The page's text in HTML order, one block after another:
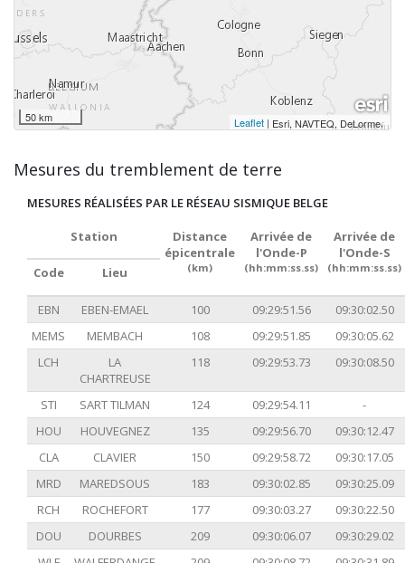
50 km Leaflet | Esri, NAVTEQ, DeLorme,
Mesures du tremblement de terre
MESURES RÉALISÉES PAR LE RÉSEAU SISMIQUE BELGE
Station
Distance
épicentrale
(km)
Arrivée de
l'Onde-P
(hh:mm:ss.ss)
Arrivée de
l'Onde-S
(hh:mm:ss.ss)
Code Lieu
EBN EBEN-EMAEL 100 09:29:51.56
09:30:02.50
MEMS
MEMBACH 108 09:29:51.85
09:30:05.62
LCH
LA
CHARTREUSE
118 09:29:53.73 09:30:08.50
STI SART TILMAN 124 09:29:54.11
-
HOU
HOUVEGNEZ 135 09:29:56.70
09:30:12.47
CLA
CLAVIER 150 09:29:58.72
09:30:17.05
MRD
MAREDSOUS 183 09:30:02.85
09:30:25.09
RCH
ROCHEFORT 177 09:30:03.27
09:30:22.50
DOU
DOURBES 209 09:30:06.07
09:30:29.02